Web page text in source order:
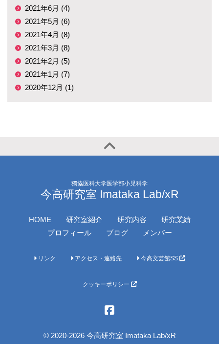
2021年6月 (4)
2021年5月 (6)
2021年4月 (8)
2021年3月 (8)
2021年2月 (5)
2021年1月 (7)
2020年12月 (1)
獨協医科大学医学部小児科学
今高研究室 Imataka Lab/xR
HOME 研究室紹介 研究内容
研究業績
プロフィール
ブログ メンバー
リンク アクセス・連絡先 今高文芸館SS
クッキーポリシー
© 2020-2026 今高研究室 Imataka Lab/xR